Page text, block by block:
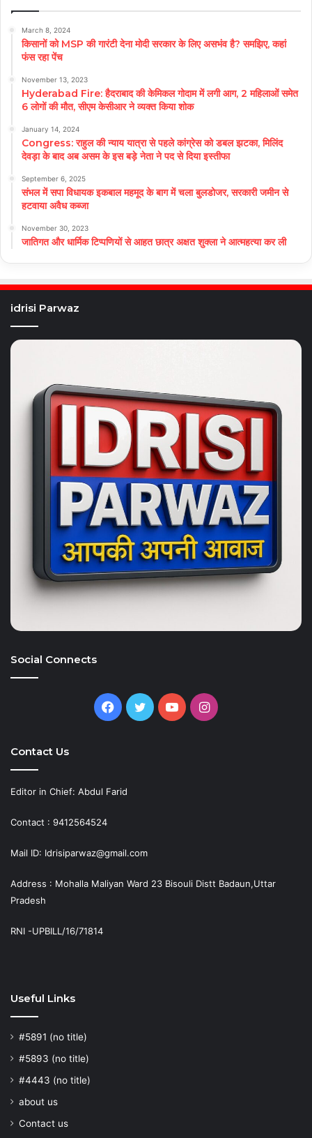
March 8, 2024
किसानों को MSP की गारंटी देना मोदी सरकार के लिए असभंव है? समझिए, कहां
फंस रहा पेंच
November 13, 2023
Hyderabad Fire: हैदराबाद की केमिकल गोदाम में लगी आग, 2 महिलाओं समेत
6 लोगों की मौत, सीएम केसीआर ने व्यक्त किया शोक
January 14, 2024
Congress: राहुल की न्याय यात्रा से पहले कांग्रेस को डबल झटका, मिलिंद
देवड़ा के बाद अब असम के इस बड़े नेता ने पद से दिया इस्तीफा
September 6, 2025
संभल में सपा विधायक इकबाल महमूद के बाग में चला बुलडोजर, सरकारी जमीन से
हटवाया अवैध कब्जा
November 30, 2023
जातिगत और धार्मिक टिप्पणियों से आहत छात्र अक्षत शुक्ला ने आत्महत्या कर ली
idrisi Parwaz
Social Connects
Facebook
TwitterYouTubeInstagram
Contact Us
Editor in Chief: Abdul Farid
Contact : 9412564524
Mail ID: Idrisiparwaz@gmail.com
Address : Mohalla Maliyan Ward 23 Bisouli Distt Badaun,Uttar
Pradesh
RNI -UPBILL/16/71814
Useful Links
#5891 (no title)
#5893 (no title)
#4443 (no title)
about us
Contact us